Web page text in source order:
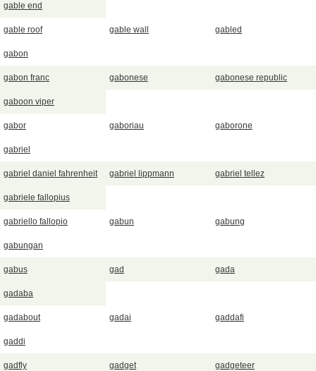
gable end
gable roof gable wall gabled
gabon
gabon franc gabonese gabonese republic
gaboon viper
gabor gaboriau gaborone
gabriel
gabriel daniel fahrenheit gabriel lippmann gabriel tellez
gabriele fallopius
gabriello fallopio gabun gabung
gabungan
gabus gad gada
gadaba
gadabout gadai gaddafi
gaddi
gadfly gadget gadgeteer